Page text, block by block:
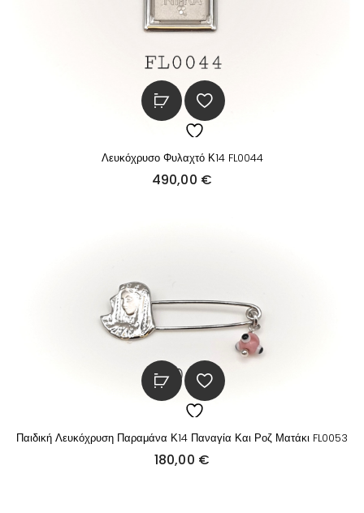
Λευκόχρυσο Φυλαχτό Κ14 FL0044
490,00 €
Παιδική Λευκόχρυση Παραμάνα Κ14 Παναγία Και Ροζ Ματάκι FL0053
180,00 €